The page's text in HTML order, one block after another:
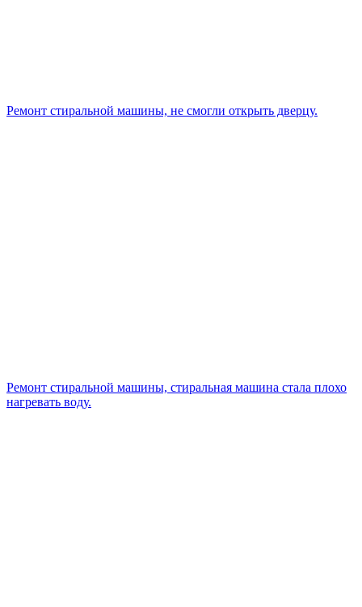
Ремонт стиральной машины, не смогли открыть дверцу.
Ремонт стиральной машины, стиральная машина стала плохо
нагревать воду.